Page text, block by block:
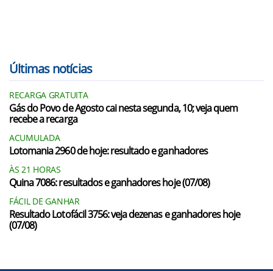
Últimas notícias
RECARGA GRATUITA
Gás do Povo de Agosto cai nesta segunda, 10; veja quem
recebe a recarga
ACUMULADA
Lotomania 2960 de hoje: resultado e ganhadores
ÀS 21 HORAS
Quina 7086: resultados e ganhadores hoje (07/08)
FÁCIL DE GANHAR
Resultado Lotofácil 3756: veja dezenas e ganhadores hoje
(07/08)